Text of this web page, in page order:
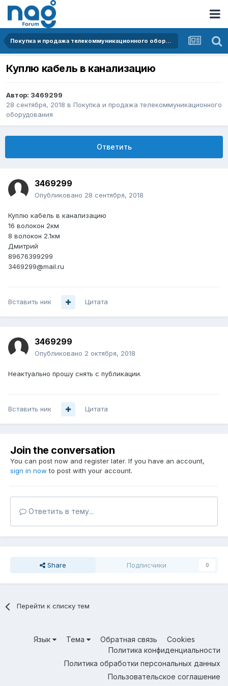
Покупка и продажа телекоммуникационного оборудования
Куплю кабель в канализацию
Автор: 3469299
28 сентября, 2018 в Покупка и продажа телекоммуникационного
оборудования
Ответить
3469299
Опубликовано 28 сентября, 2018
Куплю кабель в канализацию
16 волокон 2км
8 волокон 2.1км
Дмитрий
89676399299
3469299@mail.ru
Вставить ник Цитата
3469299
Опубликовано 2 октября, 2018
Неактуально прошу снять с публикации.
Вставить ник Цитата
Join the conversation
You can post now and register later. If you have an account,
sign in now to post with your account.
Ответить в тему...
Share Подписчики 0
Перейти к списку тем
Язык Тема Обратная связь
Cookies
Политика конфиденциальности
Политика обработки персональных данных
Пользовательское соглашение